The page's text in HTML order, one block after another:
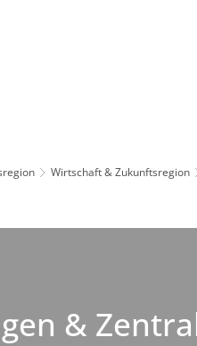
Wirtschaft & Zukunftsregion
&